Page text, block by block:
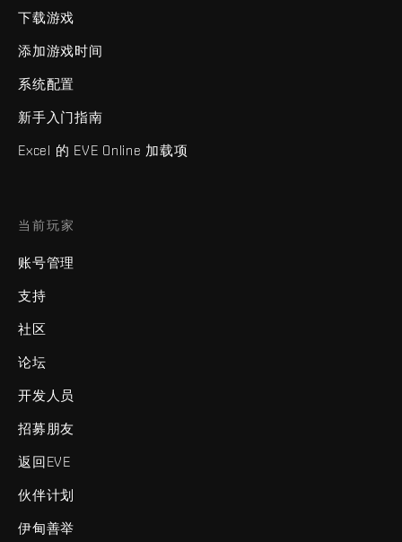
下载游戏
添加游戏时间
系统配置
新手入门指南
Excel 的 EVE Online 加载项
当前玩家
账号管理
支持
社区
论坛
开发人员
招募朋友
返回EVE
伙伴计划
伊甸善举